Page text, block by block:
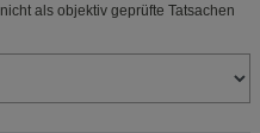
als objektiv geprüfte Tatsachen